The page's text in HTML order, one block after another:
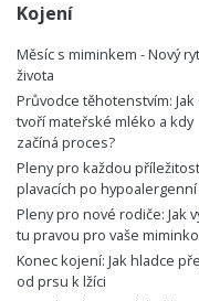
Kojení
Měsíc s miminkem - Nový
života
Průvodce těhotenstvím: Jak
tvoří mateřské mléko a kdy
začíná proces?
Pleny pro každou
plavacích po hypoalergenní
Pleny pro nové rodiče: Jak
tu pravou pro vaše miminko
Konec kojení: Jak hladce
od prsu k lžíci